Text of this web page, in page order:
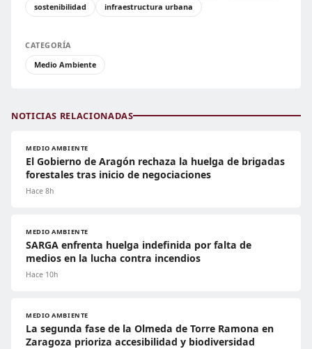
sostenibilidad
infraestructura urbana
CATEGORÍA
Medio Ambiente
NOTICIAS RELACIONADAS
MEDIO AMBIENTE
El Gobierno de Aragón rechaza la huelga de brigadas
forestales tras inicio de negociaciones
Hace 8h
MEDIO AMBIENTE
SARGA enfrenta huelga indefinida por falta de
medios en la lucha contra incendios
Hace 10h
MEDIO AMBIENTE
La segunda fase de la Olmeda de Torre Ramona en
Zaragoza prioriza accesibilidad y biodiversidad